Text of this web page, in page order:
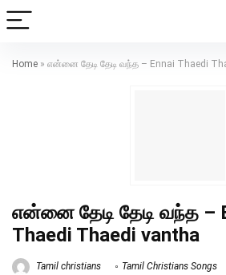
Home » என்னை தேடி தேடி வந்த – Ennai Thaedi
என்னை தேடி தேடி வந்த –
Thaedi Thaedi vantha
Tamil christians Tamil Christians Songs